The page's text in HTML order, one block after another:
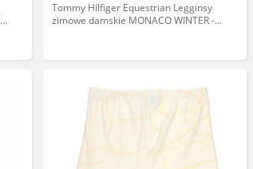
Tommy Hilfiger Equestrian Legginsy
zimowe damskie MONACO WINTER -